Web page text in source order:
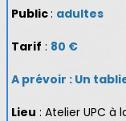
Public: adultes
Tarif : 80 €
A prévoir : Un
Lieu : Atelier UPC à